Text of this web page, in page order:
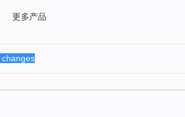
更多产品